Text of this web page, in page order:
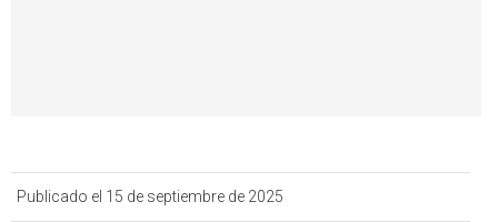
Publicado el 15 de septiembre de 2025